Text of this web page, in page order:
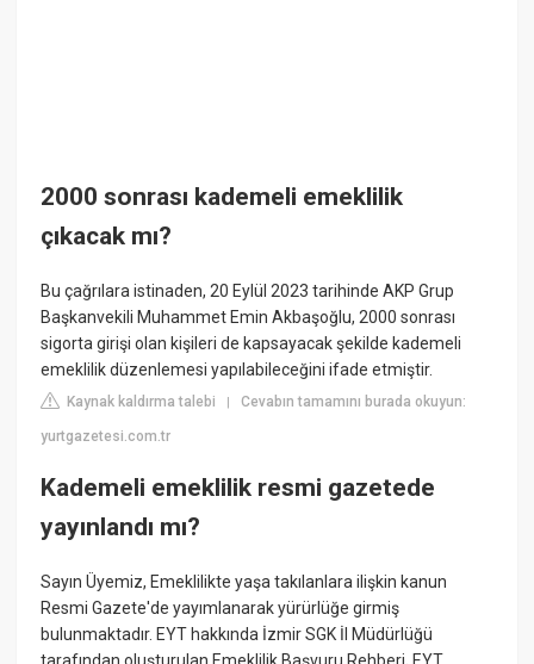
2000 sonrası kademeli emeklilik
çıkacak mı?
Bu çağrılara istinaden, 20 Eylül 2023 tarihinde AKP Grup
Başkanvekili Muhammet Emin Akbaşoğlu, 2000 sonrası
sigorta girişi olan kişileri de kapsayacak şekilde kademeli
emeklilik düzenlemesi yapılabileceğini ifade etmiştir.
Kaynak kaldırma talebi |Cevabın tamamını burada okuyun:
yurtgazetesi.com.tr
Kademeli emeklilik resmi gazetede
yayınlandı mı?
Sayın Üyemiz, Emeklilikte yaşa takılanlara ilişkin kanun
Resmi Gazete'de yayımlanarak yürürlüğe girmiş
bulunmaktadır. EYT hakkında İzmir SGK İl Müdürlüğü
tarafından oluşturulan Emeklilik Başvuru Rehberi, EYT